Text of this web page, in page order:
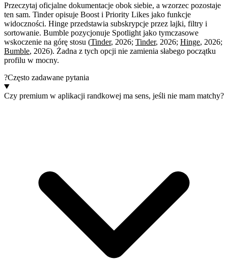
Przeczytaj oficjalne dokumentacje obok siebie, a wzorzec pozostaje
ten sam. Tinder opisuje Boost i Priority Likes jako funkcje
widoczności. Hinge przedstawia subskrypcje przez lajki, filtry i
sortowanie. Bumble pozycjonuje Spotlight jako tymczasowe
wskoczenie na górę stosu (Tinder, 2026; Tinder, 2026; Hinge, 2026;
Bumble, 2026). Żadna z tych opcji nie zamienia słabego początku
profilu w mocny.
?Często zadawane pytania
Czy premium w aplikacji randkowej ma sens, jeśli nie mam matchy?